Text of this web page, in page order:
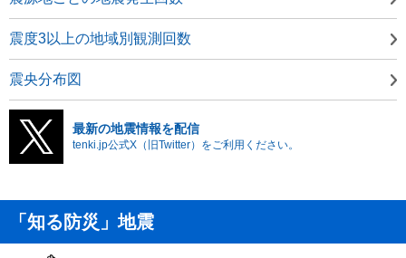
震度3以上の地域別観測回数
震央分布図
最新の地震情報を配信
tenki.jp公式X（旧Twitter）をご利用ください。
「知る防災」地震